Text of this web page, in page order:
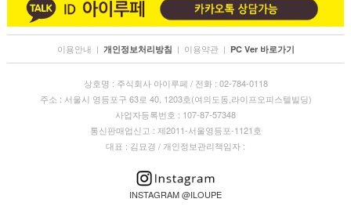
이용안내 | 개인정보처리방침 | 이용약관 | PC Ver 바로가기
상호명 : 주식회사 아이루페 / 전화 : 02-784-0118
주소 : 서울시 영등포구 63로 40, 1203호(여의도동,라이프오피스텔빌딩)
사업자등록번호 : 107-87-57348
통신판매업신고 : 제2011-서울영등포-1121호
대표 : 김묘경 / 개인정보관리책임자 :
INSTAGRAM @ILOUPE